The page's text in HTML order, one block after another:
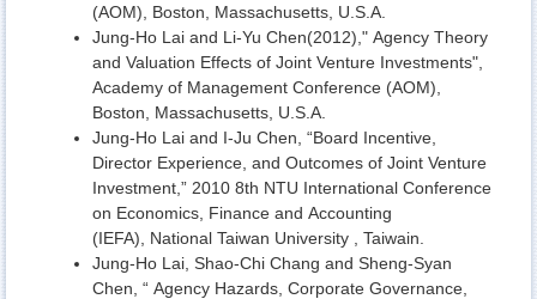
(AOM), Boston, Massachusetts, U.S.A.
Jung-Ho Lai and Li-Yu Chen(2012)," Agency Theory
and Valuation Effects of Joint Venture Investments",
Academy of Management Conference (AOM),
Boston, Massachusetts, U.S.A.
Jung-Ho Lai and I-Ju Chen, “Board Incentive,
Director Experience, and Outcomes of Joint Venture
Investment,” 2010 8th NTU International Conference
on Economics, Finance and Accounting
(IEFA), National Taiwan University , Taiwain.
Jung-Ho Lai, Shao-Chi Chang and Sheng-Syan
Chen, “ Agency Hazards, Corporate Governance,